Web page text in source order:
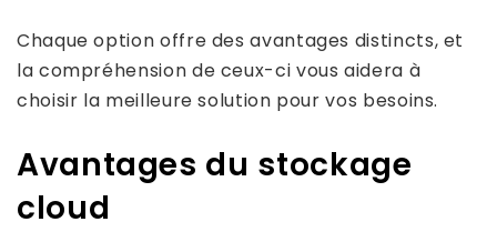
Chaque option offre des avantages distincts, et
la compréhension de ceux-ci vous aidera à
choisir la meilleure solution pour vos besoins.
Avantages du stockage
cloud